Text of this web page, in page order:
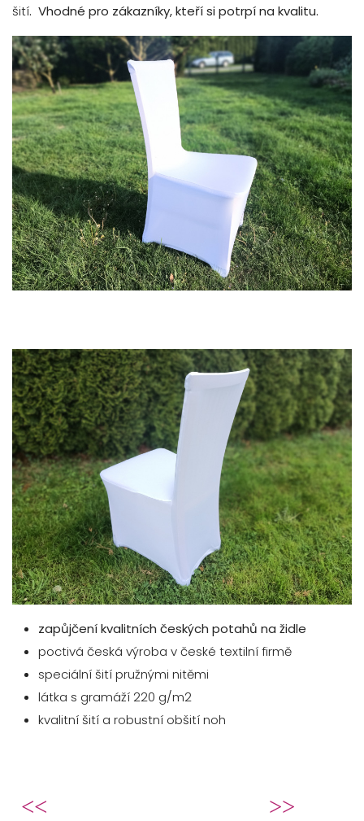
šití. Vhodné pro zákazníky, kteří si potrpí na kvalitu.
zapůjčení kvalitních českých potahů na židle
poctivá česká výroba v české textilní firmě
speciální šití pružnými nitěmi
látka s gramáží 220 g/m2
kvalitní šití a robustní obšití noh
Předchozí článek: Sleva ve svatební
Další článek: Potahy